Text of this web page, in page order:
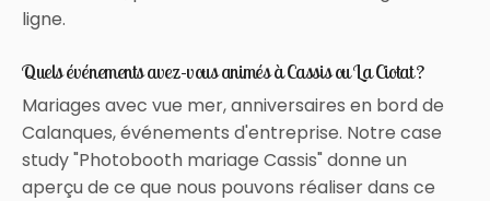
ligne.
Quels événements avez-vous animés à Cassis ou La Ciotat ?
Mariages avec vue mer, anniversaires en bord de
Calanques, événements d'entreprise. Notre case
study "Photobooth mariage Cassis" donne un
aperçu de ce que nous pouvons réaliser dans ce